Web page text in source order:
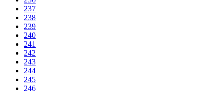
237
238
239
240
241
242
243
244
245
246